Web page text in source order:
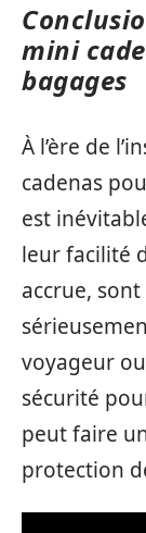
mini
bagages
À l’ère de
cadenas
est
leur facilité
accrue,
voyageur
sécurité
peut faire
protection